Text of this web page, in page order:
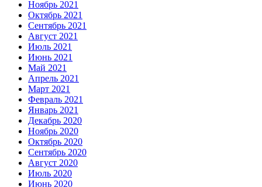
Ноябрь 2021
Октябрь 2021
Сентябрь 2021
Август 2021
Июль 2021
Июнь 2021
Май 2021
Апрель 2021
Март 2021
Февраль 2021
Январь 2021
Декабрь 2020
Ноябрь 2020
Октябрь 2020
Сентябрь 2020
Август 2020
Июль 2020
Июнь 2020